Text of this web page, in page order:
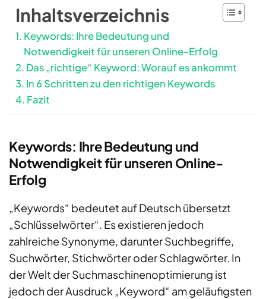
Inhaltsverzeichnis
Keywords: Ihre Bedeutung und
Notwendigkeit für unseren Online-Erfolg
Das „richtige“ Keyword: Worauf es ankommt
In 6 Schritten zu den richtigen Keywords
Fazit
Keywords: Ihre Bedeutung und
Notwendigkeit für unseren Online-
Erfolg
„Keywords“ bedeutet auf Deutsch übersetzt
„Schlüsselwörter“. Es existieren jedoch
zahlreiche Synonyme, darunter Suchbegriffe,
Suchwörter, Stichwörter oder Schlagwörter. In
der Welt der Suchmaschinenoptimierung ist
jedoch der Ausdruck „Keyword“ am geläufigsten